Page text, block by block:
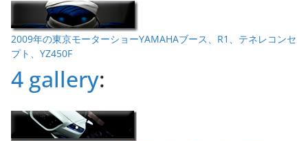
2009年の東京モーターショーYAMAHAブース、R1、テネレコンセ
プト、YZ450F
4 gallery: